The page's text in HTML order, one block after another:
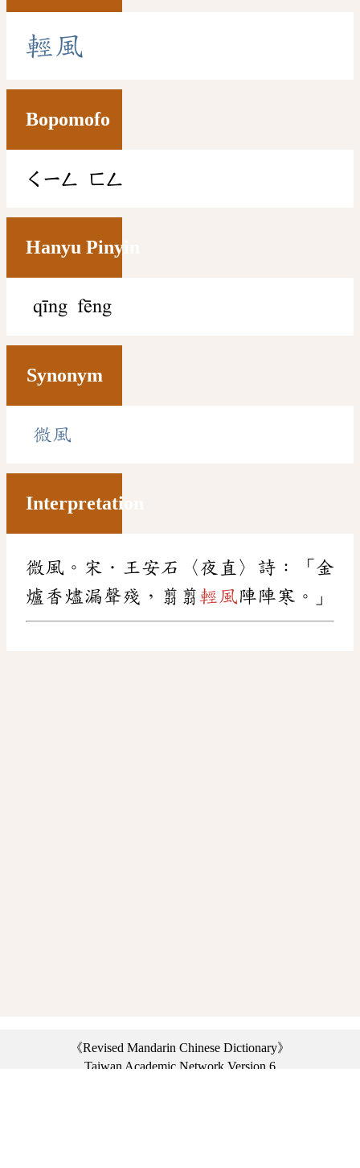
輕 風
Bopomofo
ㄑㄧㄥ ㄈㄥ
Hanyu Pinyin
qīng fēng
Synonym
微風
Interpretation
微風。宋．王安石〈夜直〉詩：「金
爐香燼漏聲殘，翦翦輕風陣陣寒。」
《Revised Mandarin Chinese Dictionary》
Taiwan Academic Network Version 6